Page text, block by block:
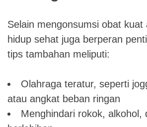
Selain mengonsumsi obat kuat
hidup sehat juga berperan
tips tambahan meliputi:
Olahraga teratur, seperti
atau angkat beban ringan
Menghindari rokok, alkohol,